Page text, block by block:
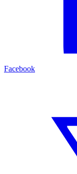
Facebook